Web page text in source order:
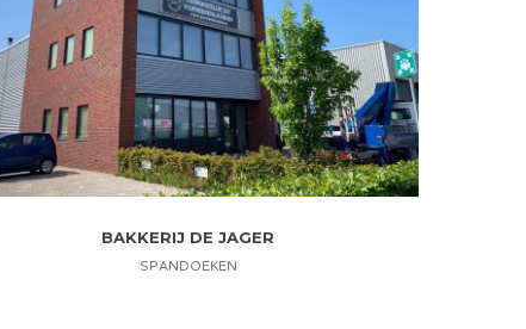
BAKKERIJ DE JAGER
SPANDOEKEN